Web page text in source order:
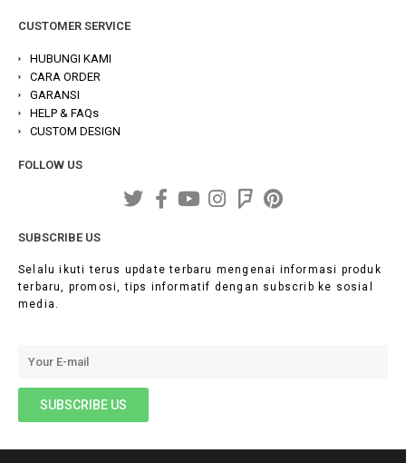
CUSTOMER SERVICE
HUBUNGI KAMI
CARA ORDER
GARANSI
HELP & FAQs
CUSTOM DESIGN
FOLLOW US
SUBSCRIBE US
Selalu ikuti terus update terbaru mengenai informasi produk
terbaru, promosi, tips informatif dengan subscrib ke sosial
media.